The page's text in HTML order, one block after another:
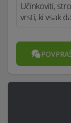
Učinkoviti,
vrsti, ki vsak